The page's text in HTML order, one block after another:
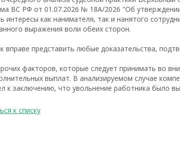
ВС РФ от 01.07.2026 № 18А/2026 "Об
интересы как нанимателя, так и нанятого
выражения воли обеих сторон.
вправе представить любые доказательства,
факторов, которые следует принимать во
выплат. В анализируемом случае
к заключению, что увольнение работника было
к списку